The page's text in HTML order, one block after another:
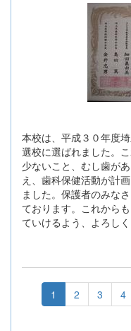
本校は、平成３０年度
選校に選ばれました。
少ないこと、むし歯が
え、歯科保健活動が計
ました。保護者のみな
ております。これから
ていけるよう、よろし
1 2 3 4